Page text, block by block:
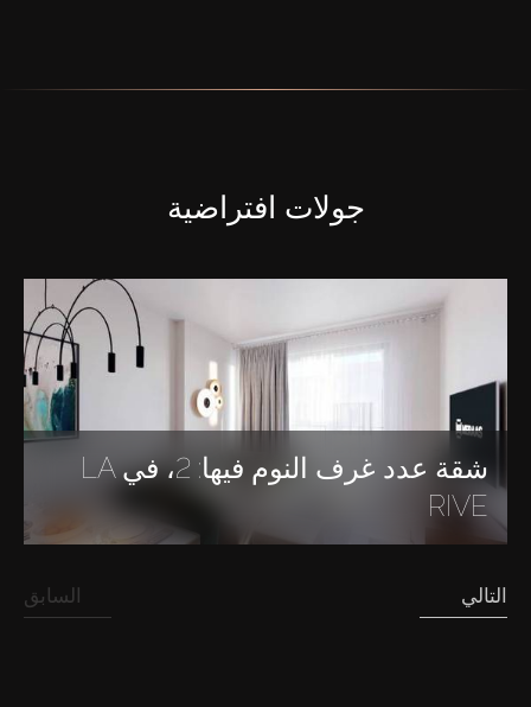
جولات افتراضية
شقة عدد غرف النوم فيها: 2، في LA
RIVE
السابق التالي